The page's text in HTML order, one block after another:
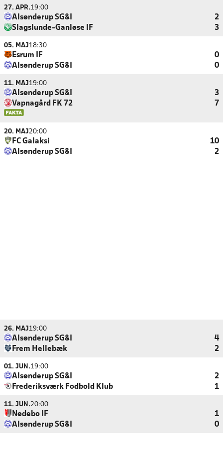
27. APR.19:00
Alsønderup SG&I
2
Slagslunde-Ganløse IF
3
05. MAJ18:30
Esrum IF
0
Alsønderup SG&I
0
11. MAJ19:00
Alsønderup SG&I
3
Vapnagård FK 72
7
20. MAJ20:00
FC Galaksi
10
Alsønderup SG&I
2
26. MAJ19:00
Alsønderup SG&I
4
Frem Hellebæk
2
01. JUN.19:00
Alsønderup SG&I
2
Frederiksværk Fodbold Klub
1
11. JUN.20:00
Nødebo IF
1
Alsønderup SG&I
0